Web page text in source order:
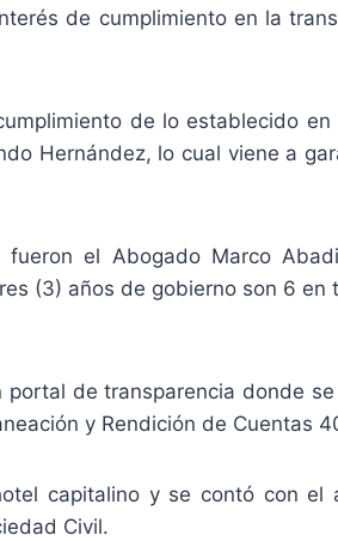
de cumplimiento en la
de lo establecido
Hernández, lo cual viene a
el Abogado Marco
(3) años de gobierno son 6
de transparencia donde
y Rendición de Cuentas
capitalino y se contó con
Civil.